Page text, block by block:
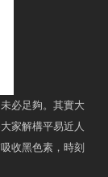
必足夠。其實大
家解構平易近人
收黑色素，時刻